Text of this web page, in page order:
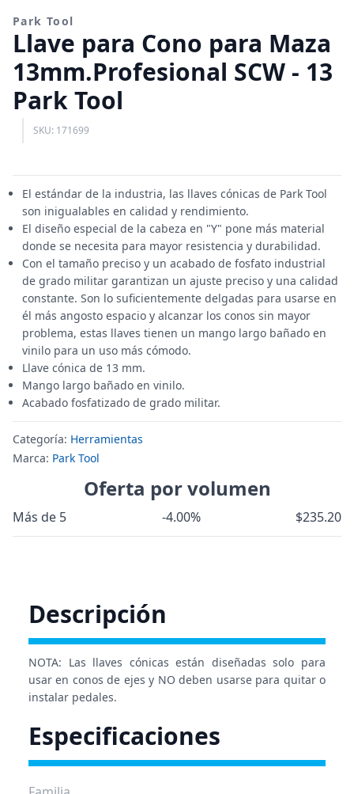
Park Tool
Llave para Cono para Maza
13mm.Profesional SCW - 13
Park Tool
SKU: 171699
El estándar de la industria, las llaves cónicas de Park Tool
son inigualables en calidad y rendimiento.
El diseño especial de la cabeza en "Y" pone más material
donde se necesita para mayor resistencia y durabilidad.
Con el tamaño preciso y un acabado de fosfato industrial
de grado militar garantizan un ajuste preciso y una calidad
constante. Son lo suficientemente delgadas para usarse en
él más angosto espacio y alcanzar los conos sin mayor
problema, estas llaves tienen un mango largo bañado en
vinilo para un uso más cómodo.
Llave cónica de 13 mm.
Mango largo bañado en vinilo.
Acabado fosfatizado de grado militar.
Categoría: Herramientas
Marca: Park Tool
Oferta por volumen
Más de 5 -4.00% $235.20
Descripción
NOTA: Las llaves cónicas están diseñadas solo para
usar en conos de ejes y NO deben usarse para quitar o
instalar pedales.
Especificaciones